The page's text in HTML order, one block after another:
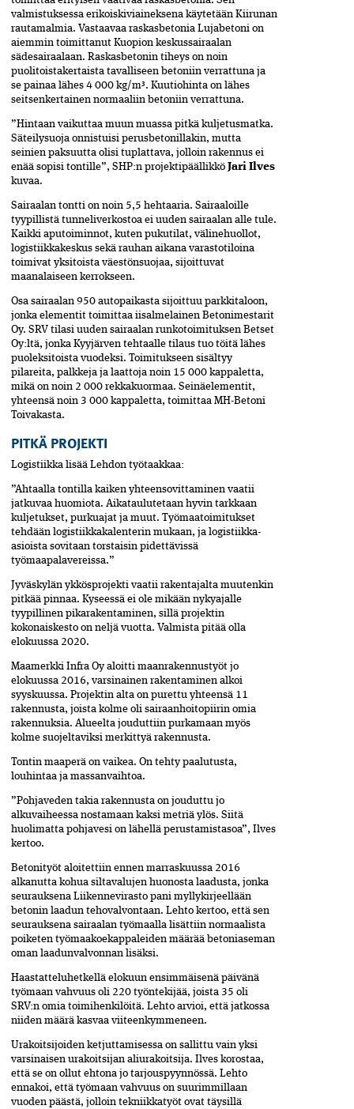
valmistuksessa erikoiskiviaineksena käytetään Kiirunan
rautamalmia. Vastaavaa raskasbetonia Lujabetoni on
aiemmin toimittanut Kuopion keskussairaalan
sädesairaalaan. Raskasbetonin tiheys on noin
puolitoistakertaista tavalliseen betoniin verrattuna ja
se painaa lähes 4 000 kg/m³. Kuutiohinta on lähes
seitsenkertainen normaaliin betoniin verrattuna.
”Hintaan vaikuttaa muun muassa pitkä kuljetusmatka.
Säteilysuoja onnistuisi perusbetonillakin, mutta
seinien paksuutta olisi tuplattava, jolloin rakennus ei
enää sopisi tontille”, SHP:n projektipäällikkö Jari Ilves
kuvaa.
Sairaalan tontti on noin 5,5 hehtaaria. Sairaaloille
tyypillistä tunneliverkostoa ei uuden sairaalan alle tule.
Kaikki aputoiminnot, kuten pukutilat, välinehuollot,
logistiikkakeskus sekä rauhan aikana varastotiloina
toimivat yksitoista väestönsuojaa, sijoittuvat
maanalaiseen kerrokseen.
Osa sairaalan 950 autopaikasta sijoittuu parkkitaloon,
jonka elementit toimittaa iisalmelainen Betonimestarit
Oy. SRV tilasi uuden sairaalan runkotoimituksen Betset
Oy:ltä, jonka Kyyjärven tehtaalle tilaus tuo töitä lähes
puoleksitoista vuodeksi. Toimitukseen sisältyy
pilareita, palkkeja ja laattoja noin 15 000 kappaletta,
mikä on noin 2 000 rekkakuormaa. Seinäelementit,
yhteensä noin 3 000 kappaletta, toimittaa MH-Betoni
Toivakasta.
PITKÄ PROJEKTI
Logistiikka lisää Lehdon työtaakkaa:
”Ahtaalla tontilla kaiken yhteensovittaminen vaatii
jatkuvaa huomiota. Aikataulutetaan hyvin tarkkaan
kuljetukset, purkuajat ja muut. Työmaatoimitukset
tehdään logistiikkakalenterin mukaan, ja logistiikka-
asioista sovitaan torstaisin pidettävissä
työmaapalavereissa.”
Jyväskylän ykkösprojekti vaatii rakentajalta muutenkin
pitkää pinnaa. Kyseessä ei ole mikään nykyajalle
tyypillinen pikarakentaminen, sillä projektin
kokonaiskesto on neljä vuotta. Valmista pitää olla
elokuussa 2020.
Maamerkki Infra Oy aloitti maanrakennustyöt jo
elokuussa 2016, varsinainen rakentaminen alkoi
syyskuussa. Projektin alta on purettu yhteensä 11
rakennusta, joista kolme oli sairaanhoitopiirin omia
rakennuksia. Alueelta jouduttiin purkamaan myös
kolme suojeltaviksi merkittyä rakennusta.
Tontin maaperä on vaikea. On tehty paalutusta,
louhintaa ja massanvaihtoa.
”Pohjaveden takia rakennusta on jouduttu jo
alkuvaiheessa nostamaan kaksi metriä ylös. Siitä
huolimatta pohjavesi on lähellä perustamistasoa”, Ilves
kertoo.
Betonityöt aloitettiin ennen marraskuussa 2016
alkanutta kohua siltavalujen huonosta laadusta, jonka
seurauksena Liikennevirasto pani myllykirjeellään
betonin laadun tehovalvontaan. Lehto kertoo, että sen
seurauksena sairaalan työmaalla lisättiin normaalista
poiketen työmaakoekappaleiden määrää betoniaseman
oman laadunvalvonnan lisäksi.
Haastatteluhetkellä elokuun ensimmäisenä päivänä
työmaan vahvuus oli 220 työntekijää, joista 35 oli
SRV:n omia toimihenkilöitä. Lehto arvioi, että jatkossa
niiden määrä kasvaa viiteenkymmeneen.
Urakoitsijoiden ketjuttamisessa on sallittu vain yksi
varsinaisen urakoitsijan aliurakoitsija. Ilves korostaa,
että se on ollut ehtona jo tarjouspyynnössä. Lehto
ennakoi, että työmaan vahvuus on suurimmillaan
vuoden päästä, jolloin tekniikkatyöt ovat täysillä